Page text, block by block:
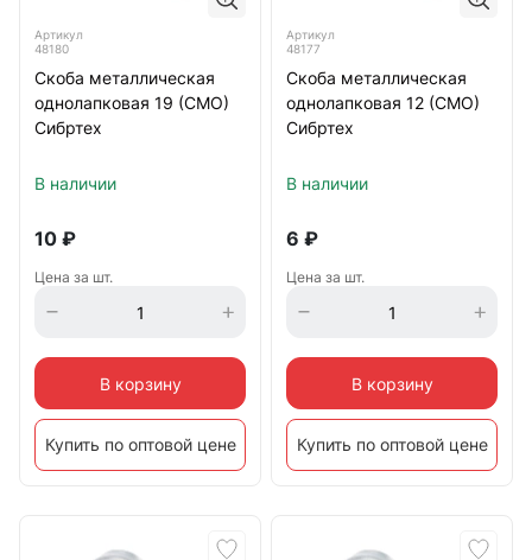
Артикул
48180
Скоба металлическая
однолапковая 19 (СМО)
Сибртех
В наличии
10 ₽
Цена за шт.
В корзину
Купить по оптовой цене
Артикул
48177
Скоба металлическая
однолапковая 12 (СМО)
Сибртех
В наличии
6 ₽
Цена за шт.
В корзину
Купить по оптовой цене